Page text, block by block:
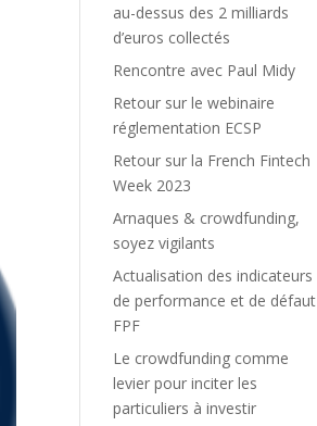
au-dessus des 2 milliards
d’euros collectés
Rencontre avec Paul Midy
Retour sur le webinaire
réglementation ECSP
Retour sur la French Fintech
Week 2023
Arnaques & crowdfunding,
soyez vigilants
Actualisation des indicateurs
de performance et de défaut
FPF
Le crowdfunding comme
levier pour inciter les
particuliers à investir